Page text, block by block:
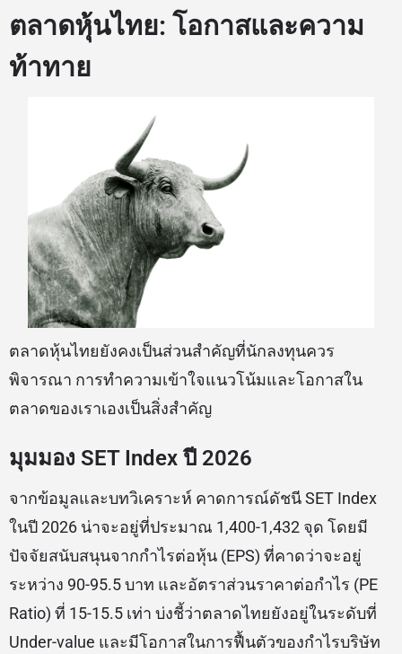
ตลาดหุ้นไทย: โอกาสและความ
ท้าทาย
ตลาดหุ้นไทยยังคงเป็นส่วนสำคัญที่นักลงทุนควร
พิจารณา การทำความเข้าใจแนวโน้มและโอกาสใน
ตลาดของเราเองเป็นสิ่งสำคัญ
มุมมอง SET Index ปี 2026
จากข้อมูลและบทวิเคราะห์ คาดการณ์ดัชนี SET Index
ในปี 2026 น่าจะอยู่ที่ประมาณ 1,400-1,432 จุด โดยมี
ปัจจัยสนับสนุนจากกำไรต่อหุ้น (EPS) ที่คาดว่าจะอยู่
ระหว่าง 90-95.5 บาท และอัตราส่วนราคาต่อกำไร (PE
Ratio) ที่ 15-15.5 เท่า บ่งชี้ว่าตลาดไทยยังอยู่ในระดับที่
Under-value และมีโอกาสในการฟื้นตัวของกำไรบริษัท